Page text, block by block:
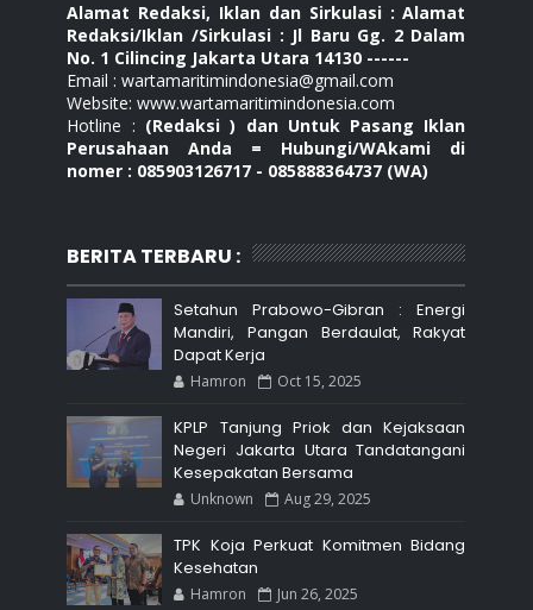
Alamat Redaksi, Iklan dan Sirkulasi : Alamat
Redaksi/Iklan /Sirkulasi : Jl Baru Gg. 2 Dalam
No. 1 Cilincing Jakarta Utara 14130 ------
Email : wartamaritimindonesia@gmail.com
Website: www.wartamaritimindonesia.com
Hotline : (Redaksi ) dan Untuk Pasang Iklan
Perusahaan Anda = Hubungi/WAkami di
nomer : 085903126717 - 085888364737 (WA)
BERITA TERBARU :
Setahun Prabowo-Gibran : Energi
Mandiri, Pangan Berdaulat, Rakyat
Dapat Kerja
Hamron Oct 15, 2025
KPLP Tanjung Priok dan Kejaksaan
Negeri Jakarta Utara Tandatangani
Kesepakatan Bersama
Unknown Aug 29, 2025
TPK Koja Perkuat Komitmen Bidang
Kesehatan
Hamron Jun 26, 2025